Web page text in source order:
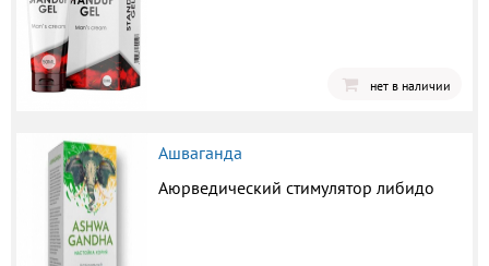
нет в наличии
Ашваганда
Аюрведический стимулятор либидо